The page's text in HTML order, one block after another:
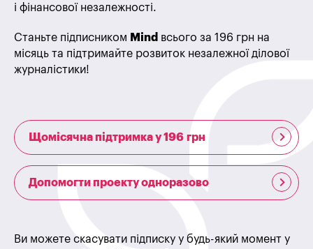
і фінансової незалежності.
Станьте підписником Mind всього за 196 грн на
місяць та підтримайте розвиток незалежної ділової
журналістики!
Щомісячна підтримка у 196 грн
Допомогти проекту одноразово
Ви можете скасувати підписку у будь-який момент у